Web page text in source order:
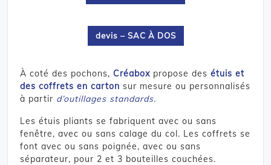
devis – SAC À DOS
À coté des pochons, Créabox propose des étuis et
des coffrets en carton sur mesure ou personnalisés
à partir d’outillages standards.
Les étuis pliants se fabriquent avec ou sans
fenêtre, avec ou sans calage du col. Les coffrets se
font avec ou sans poignée, avec ou sans
séparateur, pour 2 et 3 bouteilles couchées.